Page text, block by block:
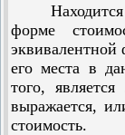
Находится
форме
эквивалентной
его места в
того,
выражается,
стоимость.